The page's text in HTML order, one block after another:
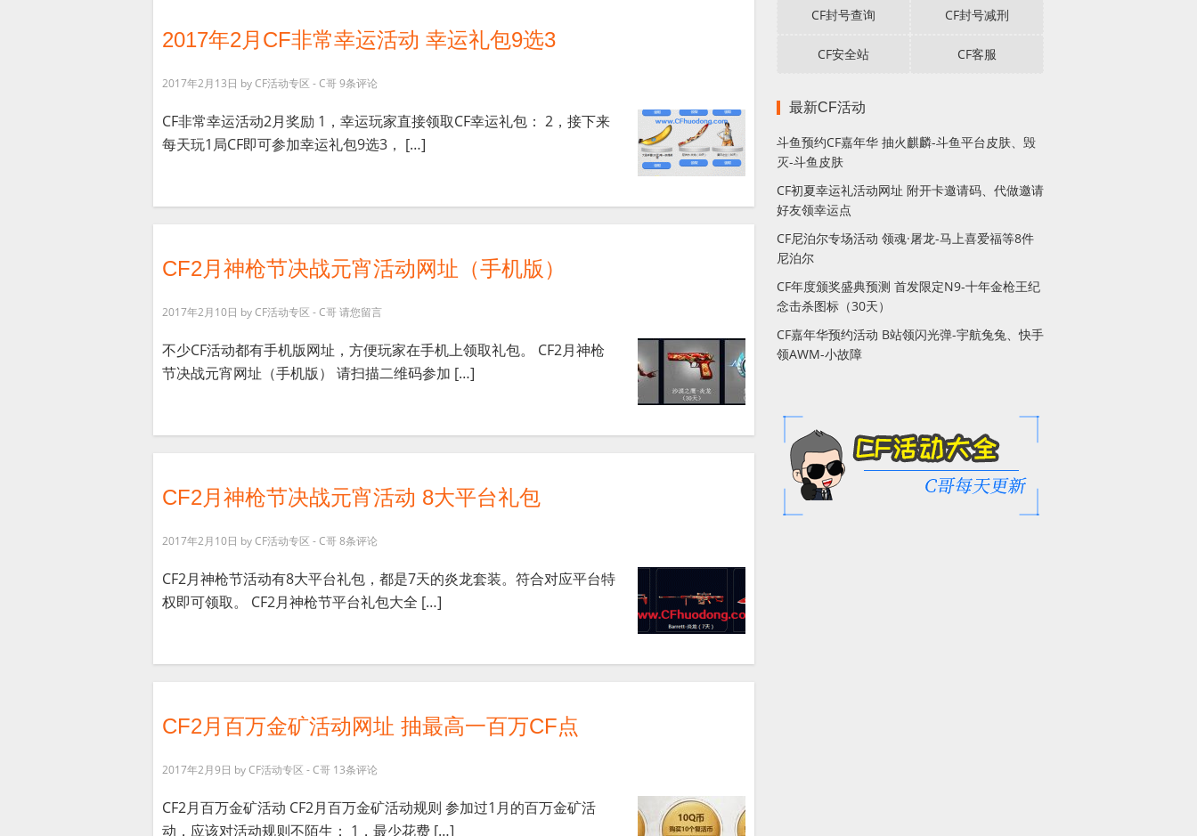
2017年2月CF非常幸运活动 幸运礼包9选3
2017年2月13日 byCF活动专区 - C哥9条评论
CF非常幸运活动2月奖励 1，幸运玩家直接领取CF幸运礼包： 2，接下来
每天玩1局CF即可参加幸运礼包9选3， […]
CF2月神枪节决战元宵活动网址（手机版）
2017年2月10日 byCF活动专区 - C哥请您留言
不少CF活动都有手机版网址，方便玩家在手机上领取礼包。 CF2月神枪
节决战元宵网址（手机版） 请扫描二维码参加 […]
CF2月神枪节决战元宵活动 8大平台礼包
2017年2月10日 byCF活动专区 - C哥8条评论
CF2月神枪节活动有8大平台礼包，都是7天的炎龙套装。符合对应平台特
权即可领取。 CF2月神枪节平台礼包大全 […]
CF2月百万金矿活动网址 抽最高一百万CF点
2017年2月9日 byCF活动专区 - C哥 13条评论
CF2月百万金矿活动 CF2月百万金矿活动规则 参加过1月的百万金矿活
动，应该对活动规则不陌生： 1，最少花费 […]
CF封号查询 CF封号减刑
CF安全站 CF客服
最新CF活动
斗鱼预约CF嘉年华 抽火麒麟-斗鱼平台皮肤、毁
灭-斗鱼皮肤
CF初夏幸运礼活动网址 附开卡邀请码、代做邀请
好友领幸运点
CF尼泊尔专场活动 领魂·屠龙-马上喜爱福等8件
尼泊尔
CF年度颁奖盛典预测 首发限定N9-十年金枪王纪
念击杀图标（30天）
CF嘉年华预约活动 B站领闪光弹-宇航兔兔、快手
领AWM-小故障